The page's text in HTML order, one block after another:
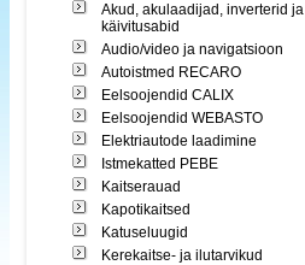
Akud, akulaadijad, inverterid ja
käivitusabid
Audio/video ja navigatsioon
Autoistmed RECARO
Eelsoojendid CALIX
Eelsoojendid WEBASTO
Elektriautode laadimine
Istmekatted PEBE
Kaitserauad
Kapotikaitsed
Katuseluugid
Kerekaitse- ja ilutarvikud